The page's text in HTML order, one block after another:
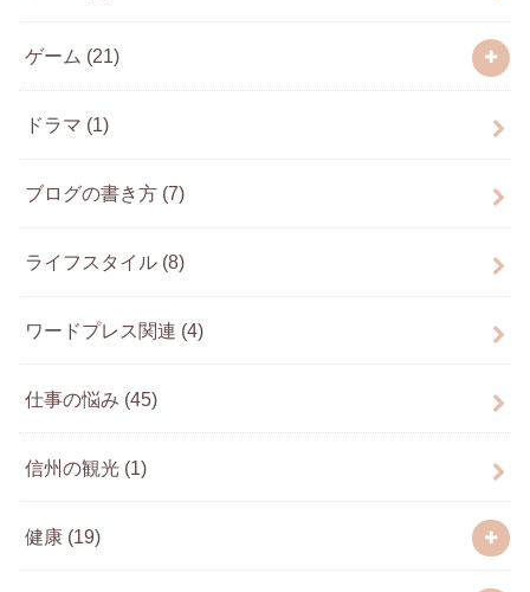
ゲーム (21)
ドラマ (1)
ブログの書き方 (7)
ライフスタイル (8)
ワードプレス関連 (4)
仕事の悩み (45)
信州の観光 (1)
健康 (19)